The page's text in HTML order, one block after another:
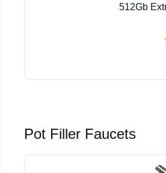
512Gb
Pot Filler Faucets